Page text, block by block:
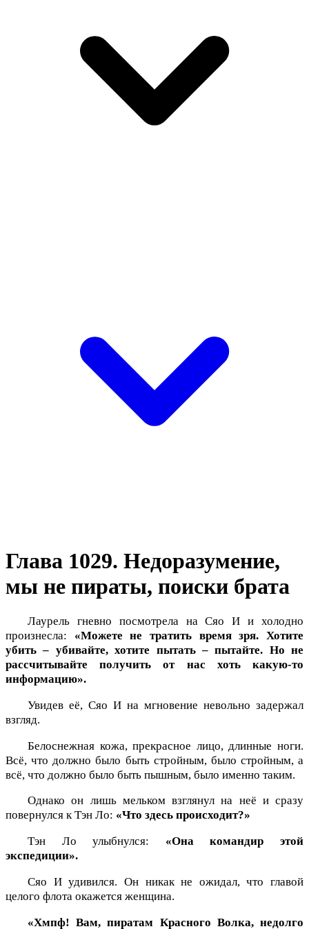
Глава 1029. Недоразумение,
мы не пираты, поиски брата
Лаурель гневно посмотрела на Сяо И и холодно
произнесла: «Можете не тратить время зря. Хотите
убить – убивайте, хотите пытать – пытайте. Но не
рассчитывайте получить от нас хоть какую-то
информацию».
Увидев её, Сяо И на мгновение невольно задержал
взгляд.
Белоснежная кожа, прекрасное лицо, длинные ноги.
Всё, что должно было быть стройным, было стройным, а
всё, что должно было быть пышным, было именно таким.
Однако он лишь мельком взглянул на неё и сразу
повернулся к Тэн Ло: «Что здесь происходит?»
Тэн Ло улыбнулся: «Она командир этой
экспедиции».
Сяо И удивился. Он никак не ожидал, что главой
целого флота окажется женщина.
«Хмпф! Вам, пиратам Красного Волка, недолго